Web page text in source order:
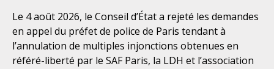
Le 4 août 2026, le Conseil d’État a rejeté les demandes
en appel du préfet de police de Paris tendant à
l’annulation de multiples injonctions obtenues en
référé-liberté par le SAF Paris, la LDH et l’association